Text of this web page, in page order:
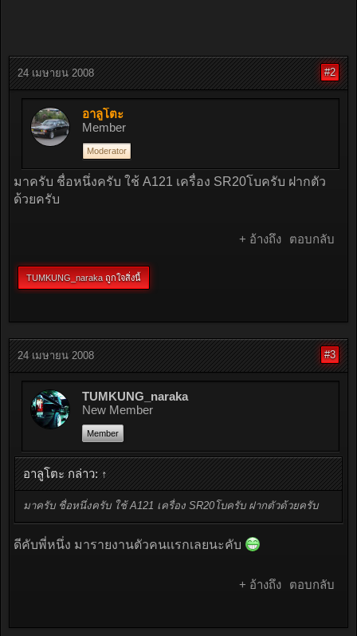
24 เมษายน 2008 #2
อาลูโตะ
Member
Moderator
มาครับ ชื่อหนึ่งครับ ใช้ A121 เครื่อง SR20โบครับ ฝากตัว
ด้วยครับ
+ อ้างถึง ตอบกลับ
TUMKUNG_naraka ถูกใจสิ่งนี้
24 เมษายน 2008 #3
TUMKUNG_naraka
New Member
Member
อาลูโตะ กล่าว: ↑
มาครับ ชื่อหนึ่งครับ ใช้ A121 เครื่อง SR20โบครับ ฝากตัวด้วยครับ
ดีคับพี่หนึ่ง มารายงานตัวคนเเรกเลยนะคับ
+ อ้างถึง ตอบกลับ